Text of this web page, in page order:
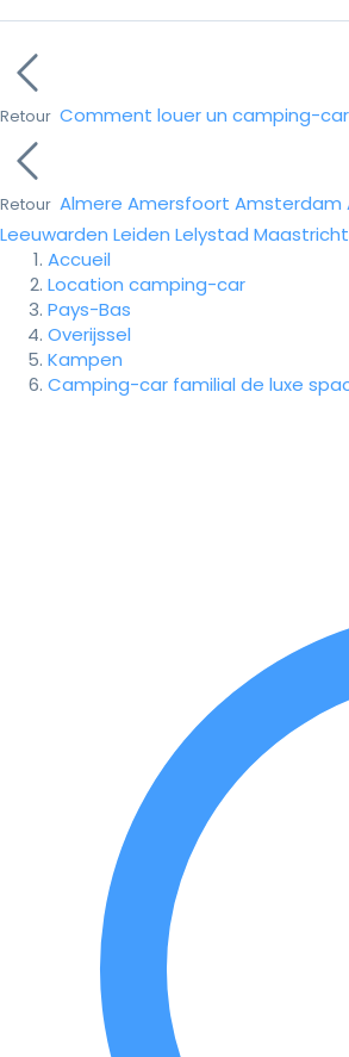
Retour Comment louer un camping-
Retour Almere Amersfoort Amsterdam
Leeuwarden Leiden Lelystad Maastricht
Accueil
Location camping-car
Pays-Bas
Overijssel
Kampen
Camping-car familial de luxe